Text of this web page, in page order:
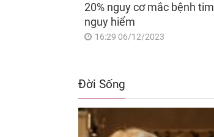
20% nguy cơ mắc bệnh tim
nguy hiểm
16:29 06/12/2023
Đời Sống